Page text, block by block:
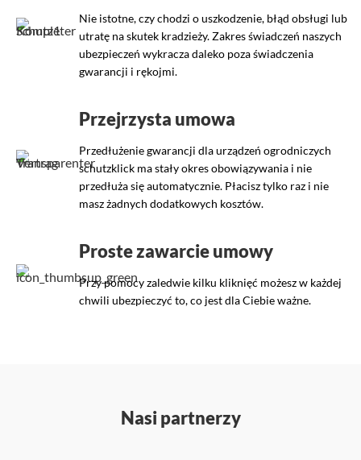
Nie istotne, czy chodzi o uszkodzenie, błąd obsługi lub
utratę na skutek kradzieży. Zakres świadczeń naszych
ubezpieczeń wykracza daleko poza świadczenia
gwarancji i rękojmi.
Przejrzysta umowa
Przedłużenie gwarancji dla urządzeń ogrodniczych
schutzklick ma stały okres obowiązywania i nie
przedłuża się automatycznie. Płacisz tylko raz i nie
masz żadnych dodatkowych kosztów.
Proste zawarcie umowy
Przy pomocy zaledwie kilku kliknięć możesz w każdej
chwili ubezpieczyć to, co jest dla Ciebie ważne.
Nasi partnerzy